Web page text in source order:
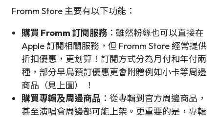
Fromm Store 主要有以下功能：
購買 Fromm 訂閱服務 ：雖然粉絲也可以直接在
Apple 訂閱相關服務，但 Fromm Store 經常提供
折扣優惠，更划算！訂閱方式分為月付和年付兩
種，部分早鳥預訂優惠更會附贈例如小卡等周邊
商品（見上圖） ！
購買專輯及周邊商品 ：從專輯到官方周邊商品，
甚至演唱會周邊都可能上架。更重要的是，專輯